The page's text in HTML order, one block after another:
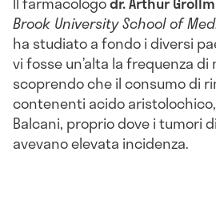
Brook University School of
ha studiato a fondo i diversi
vi fosse un’alta la frequenza
scoprendo che il consumo di
contenenti acido
Balcani, proprio dove i tumori
avevano elevata incidenza.